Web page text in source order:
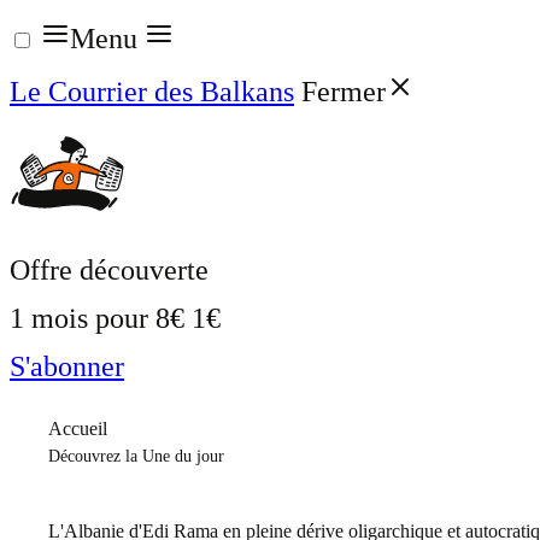
Aller
au
contenu
Menu
Le Courrier des Balkans Fermer
Offre découverte
1 mois pour 8€ 1€
S'abonner
Accueil
Découvrez la Une du jour
L'Albanie d'Edi Rama en pleine dérive oligarchique et